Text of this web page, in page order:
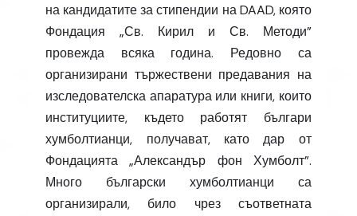
на кандидатите за стипендии на DAAD, която
Фондация „Св. Кирил и Св. Методи”
провежда всяка година. Редовно са
организирани тържествени предавания на
изследователска апаратура или книги, които
институциите, където работят българи
хумболтианци, получават, като дар от
Фондацията „Александър фон Хумболт”.
Много български хумболтианци са
организирали, било чрез съответната